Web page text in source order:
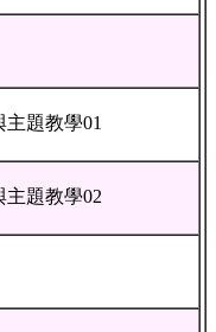
主題教學01
主題教學02